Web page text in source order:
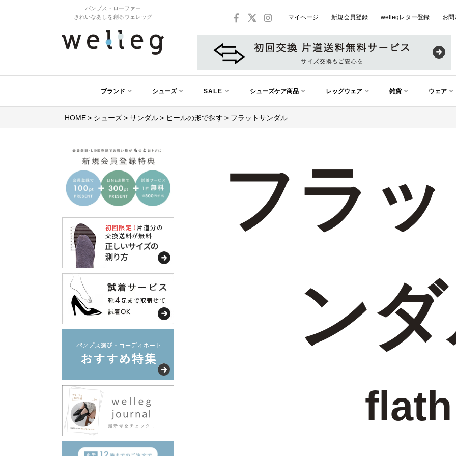
パンプス・ローファー
きれいなあしを創るウェレッグ
マイページ 新規会員登録 wellegレター登録 お
ブランド シューズ SALE シューズケア商品 レッグウェア 雑貨 ウェア
HOME シューズ サンダル ヒールの形で探す フラットサンダル
フラ
ン
flath